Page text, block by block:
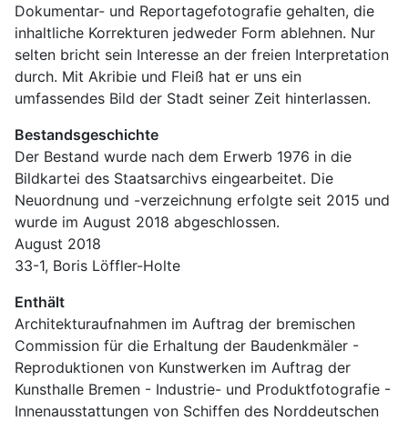
Dokumentar- und Reportagefotografie gehalten, die
inhaltliche Korrekturen jedweder Form ablehnen. Nur
selten bricht sein Interesse an der freien Interpretation
durch. Mit Akribie und Fleiß hat er uns ein
umfassendes Bild der Stadt seiner Zeit hinterlassen.
Bestandsgeschichte
Der Bestand wurde nach dem Erwerb 1976 in die
Bildkartei des Staatsarchivs eingearbeitet. Die
Neuordnung und -verzeichnung erfolgte seit 2015 und
wurde im August 2018 abgeschlossen.
August 2018
33-1, Boris Löffler-Holte
Enthält
Architekturaufnahmen im Auftrag der bremischen
Commission für die Erhaltung der Baudenkmäler -
Reproduktionen von Kunstwerken im Auftrag der
Kunsthalle Bremen - Industrie- und Produktfotografie -
Innenausstattungen von Schiffen des Norddeutschen